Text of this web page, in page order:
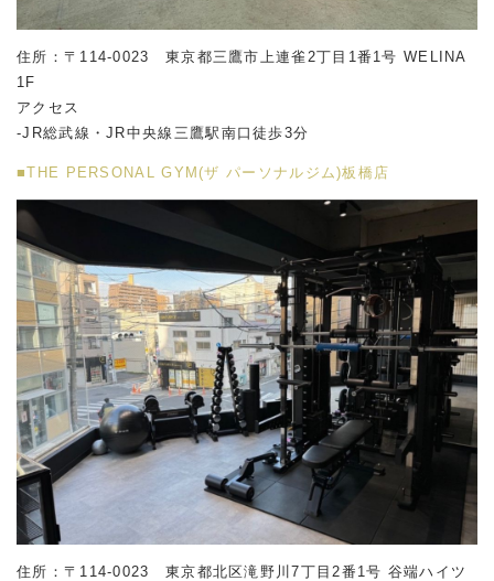
住所：〒114-0023 東京都三鷹市上連雀2丁目1番1号 WELINA
1F
アクセス
-JR総武線・JR中央線三鷹駅南口徒歩3分
■THE PERSONAL GYM(ザ パーソナルジム)板橋店
住所：〒114-0023 東京都北区滝野川7丁目2番1号 谷端ハイツ